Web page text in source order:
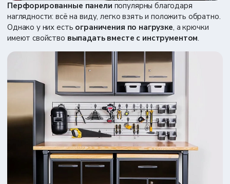
Перфорированные панели популярны благодаря
наглядности: всё на виду, легко взять и положить обратно.
Однако у них есть ограничения по нагрузке, а крючки
имеют свойство выпадать вместе с инструментом.